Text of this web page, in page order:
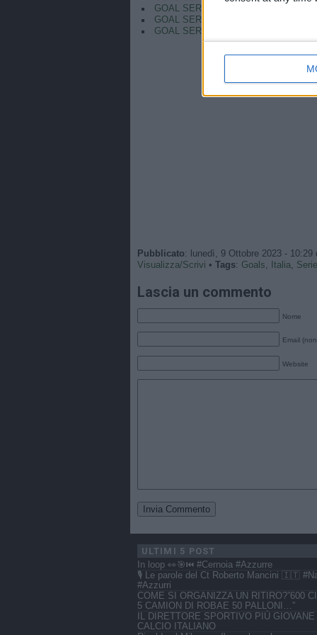
GOAL SERIE A | Calafiori scores
GOAL SERIE A | LAUTARO leads the
GOAL SERIE A | GIROUD’s powerful
Pubblicato: lunedì, 9 Ottobre 2023 - 10:29
Visualizza/Scrivi • Tags: Goals, Italia,
Lascia un commento
Nome
Email
Website
ULTIMI 5 POST
In loop 👀🎯⏮️ #Cernoia #Azzurre
🎙️ Le parole del Ct Roberto Mancini 🇮🇹
#Azzurri
COME SI ORGANIZZA UN RITIRO?”600
5 CAMION DI ROBAE 50 PALLONI…”
IL DIRETTORE SPORTIVO PIÙ GIOVANE
CALCIO ITALIANO